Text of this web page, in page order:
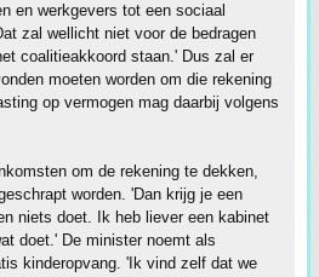
en werkgevers tot een sociaal
zal wellicht niet voor de bedragen
coalitieakkoord staan.' Dus zal er
moeten worden om die rekening
op vermogen mag daarbij volgens
om de rekening te dekken,
worden. 'Dan krijg je een
niets doet. Ik heb liever een kabinet
doet.' De minister noemt als
kinderopvang. 'Ik vind zelf dat we